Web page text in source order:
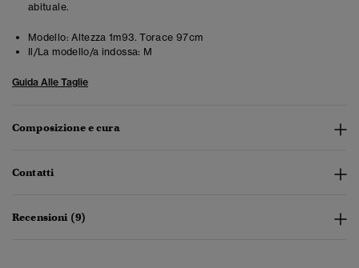
abituale.
Modello: Altezza 1m93. Torace 97cm
Il/La modello/a indossa: M
Guida Alle Taglie
Composizione e cura
Contatti
Recensioni (9)